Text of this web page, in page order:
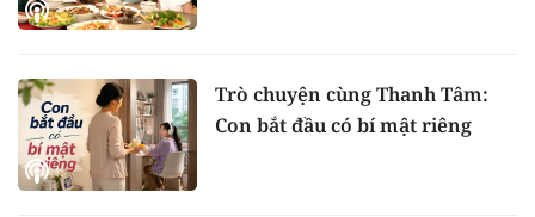
Trò chuyện cùng Thanh Tâm:
Con bắt đầu có bí mật riêng